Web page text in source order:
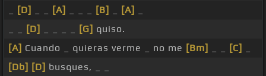
[D] [A] [B] [A]
[D] [G] quiso.
[A] Cuando _ quieras verme _ no me [Bm] [C]
[Db] [D] busques, _ _